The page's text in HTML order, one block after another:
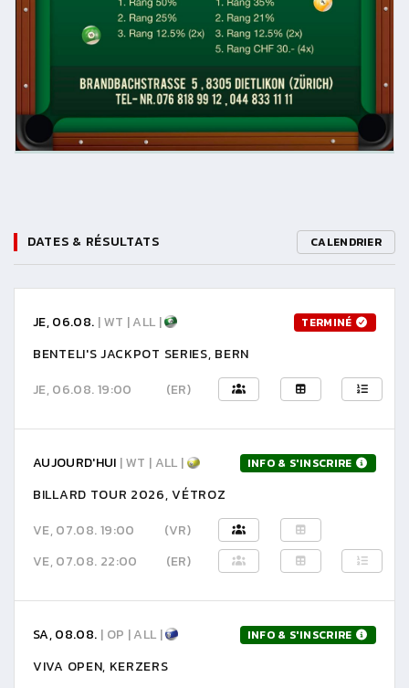
DATES & RÉSULTATS CALENDRIER
JE, 06.08. | WT | ALL | TERMINÉ
BENTELI'S JACKPOT SERIES, BERN
JE, 06.08. 19:00
(ER)
AUJOURD'HUI | WT | ALL | INFO & S'INSCRIRE
BILLARD TOUR 2026, VÉTROZ
VE, 07.08. 19:00
(VR)
VE, 07.08. 22:00
(ER)
SA, 08.08. | OP | ALL | INFO & S'INSCRIRE
VIVA OPEN, KERZERS